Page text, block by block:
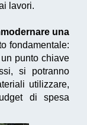
lavori.
una
fondamentale:
punto chiave
si potranno
utilizzare,
di spesa